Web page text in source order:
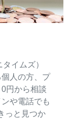
イムズ）
人の方、プ
円から相談
や電話でも
っと見つか